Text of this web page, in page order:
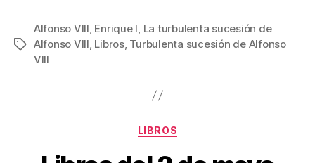
Etiquetas
Alfonso VIII Enrique I La turbulenta sucesión de
Alfonso VIII Libros, Turbulenta sucesión de Alfonso
VIII
Categorías
LIBROS